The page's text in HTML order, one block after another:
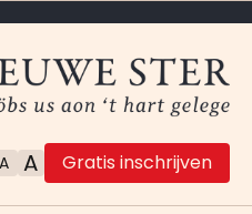
A A Gratis inschrijven